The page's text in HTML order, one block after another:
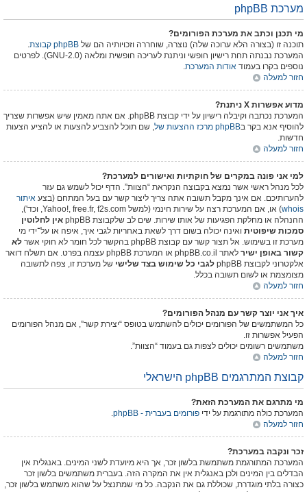
מערכת phpBB
מי תכנן וכתב את מערכת הפורומים?
תוכנה זו (בצורה הלא ערוכה שלה) נוצרה, שוחררה וזכויותיה הם של קבוצת phpBB
.
המערכת נבנתה תחת רישיון חופשי וניתנת לעריכה חופשית ומלאה (GNU-2.0). לפרטים
נוספים בקרו בעמוד אודות המערכת.
חזור למעלה
מדוע אפשרות X ניתנת?
המערכת נכתבה וקיבלה רישיון על ידי קבוצת phpBB. אם אתה מאמין שיש אפשרות שצריך
להוסיף אנא בקר במרכז ההצעות של phpBB
, שם תוכל להצביע להצעות או להציע הצעות
חדשות.
חזור למעלה
למי אני פונה במקרים של חוקתיות ואישורים למערכת?
לכל מנהל ראשי אשר נמצא בקבוצה הנקראת “הצוות”. הדף יכול לשמש גם עזר
להערותיכם. אם אינך מקבל תשובה אתה צריך ליצור קשר עם בעל המתחם (בצע איתור
whois
) או, אם המערכת רצה על שירות חינמי (למשל Yahoo!, free.fr, f2s.com, וכד'),
ההנהלה או מחלקת הפגיעות של אותו שירות. שים לב שלקבוצת phpBB
אין לחלוטין
סמכות שיפוטית ואינה יכולה בשום דרך לשאת באחריות לגבי איך, איפה או על־ידי מי
מערכת זו בשימוש. אל תצור קשר עם קבוצת phpBB בהקשר לכל חומר לא חוקי אשר
לא
קשור באופן ישיר
לאתר phpBB.co.il או המערכת phpBB עצמה בפרט. אם תשלח דואר
אלקטרוני לקבוצת phpBB
לגבי כל שימוש בצד שלישי של מערכת זו, צפה לתשובה
מצומצמת או לשום תשובה בכלל.
חזור למעלה
איך אני יוצר קשר עם מנהל הפורומים?
כל המשתמשים של הפורומים יכולים להשתמש בטופס “יצירת קשר”, אם מנהל הפורומים
הפעיל אפשרות זו.
משתמשים רשומים יכולים לצפות גם בעמוד “הצוות”.
חזור למעלה
קבוצת המתרגמים phpBB הישראלי
מי מתרגם את המערכת הזאת?
המערכת כולה מתורגמת על ידי phpBB - פורומים בעברית
.
חזור למעלה
זכר ונקבה במערכת?
המערכת המתורגמת משתמשת בלשון זכר, אך היא מיועדת לשני המינים. באנגלית אין
הבדלים בין המינים ולכן באנגלית אין את המקרה הזה. בעברית משתמשים בלשון זכר
כצורה בלתי מוגדרת, שכוללת גם את הנקבה. כל מי שמתנצל על שהוא משתמש בלשון זכר,